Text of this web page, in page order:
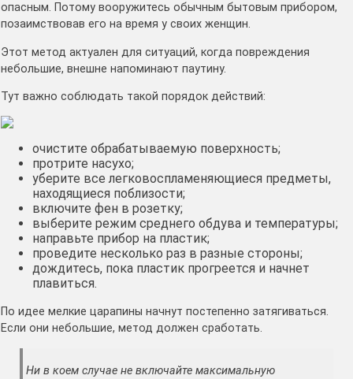
опасным. Потому вооружитесь обычным бытовым прибором,
позаимствовав его на время у своих женщин.
Этот метод актуален для ситуаций, когда повреждения
небольшие, внешне напоминают паутину.
Тут важно соблюдать такой порядок действий:
очистите обрабатываемую поверхность;
протрите насухо;
уберите все легковоспламеняющиеся предметы,
находящиеся поблизости;
включите фен в розетку;
выберите режим среднего обдува и температуры;
направьте прибор на пластик;
проведите несколько раз в разные стороны;
дождитесь, пока пластик прогреется и начнет
плавиться.
По идее мелкие царапины начнут постепенно затягиваться.
Если они небольшие, метод должен сработать.
Ни в коем случае не включайте максимальную